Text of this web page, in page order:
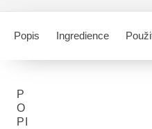
Popis Ingredience
P
O
PI